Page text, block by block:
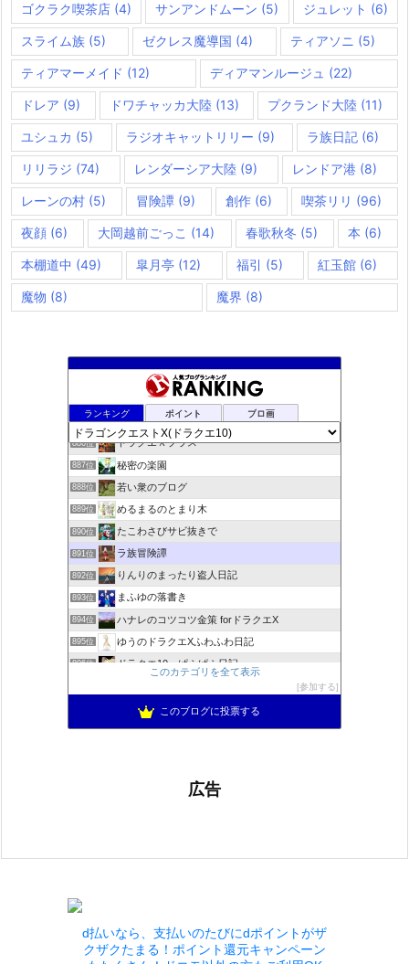
ゴクラク喫茶店 (4) サンアンドムーン (5) ジュレット (6)
スライム族 (5) ゼクレス魔導国 (4) ティアソニ (5)
ティアマーメイド (12) ディアマンルージュ (22)
ドレア (9) ドワチャッカ大陸(13) プクランド大陸 (11)
ユシュカ (5) ラジオキャットリリー (9) ラ族日記 (6)
リリラジ (74) レンダーシア大陸 (9) レンドア港 (8)
レーンの村 (5) 冒険譚(9) 創作(6) 喫茶リリ (96)
夜顔 (6) 大岡越前ごっこ (14) 春歌秋冬 (5) 本 (6)
本棚道中 (49) 皐月亭 (12) 福引 (5) 紅玉館(6)
魔物 (8) 魔界 (8)
ランキング ポイント ブロ画
夢路電信草紙
885位 ドラクエ10ぱふぱふの向こう側
886位 ドラクエＸプラス
887位 秘密の楽園
888位 若い衆のブログ
889位 めるまるのとまり木
890位 たこわさびサビ抜きで
891位 ラ族冒険譚
892位 りんりのまったり盗人日記
893位 まふゆの落書き
894位 ハナレのコツコツ金策 forドラクエX
895位 ゆうのドラクエXふわふわ日記
896位 ドラクエ10 ぱふぱふ日記
もきゅブロ
このカテゴリを全て表示
参加する
このブログに投票する
広告
d払いなら、支払いのたびにdポイントがザ
クザクたまる！ポイント還元キャンペーン